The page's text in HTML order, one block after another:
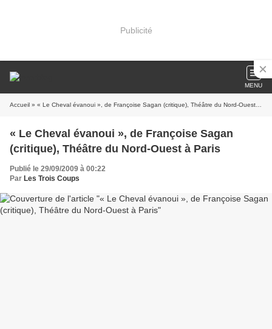
Publicité
MENU
Accueil » « Le Cheval évanoui », de Françoise Sagan (critique), Théâtre du Nord-Ouest à Paris
« Le Cheval évanoui », de Françoise Sagan
(critique), Théâtre du Nord-Ouest à Paris
Publié le 29/09/2009 à 00:22
Par Les Trois Coups